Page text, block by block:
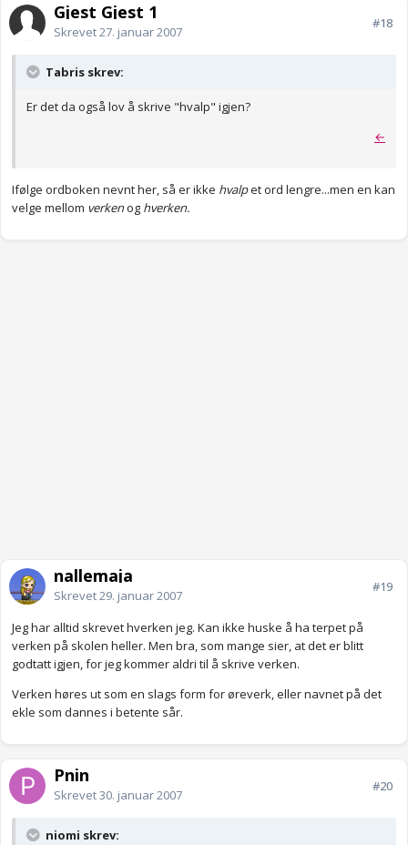
Gjest Gjest 1
Skrevet27. januar 2007
#18
Tabris skrev:
Er det da også lov å skrive "hvalp" igjen?
←
Ifølge ordboken nevnt her, så er ikke hvalpet ord lengre...men en kan
velge mellom verkenog hverken.
nallemaja
Skrevet29. januar 2007
#19
Jeg har alltid skrevet hverken jeg. Kan ikke huske å ha terpet på
verken på skolen heller. Men bra, som mange sier, at det er blitt
godtatt igjen, for jeg kommer aldri til å skrive verken.
Verken høres ut som en slags form for øreverk, eller navnet på det
ekle som dannes i betente sår.
Pnin
Skrevet30. januar 2007
#20
niomi skrev: